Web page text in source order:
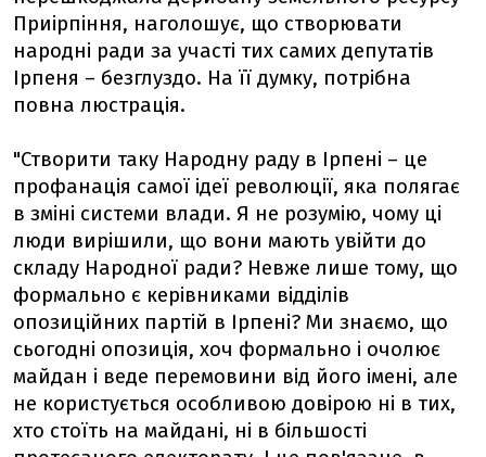
Приірпіння, наголошує, що створювати
народні ради за участі тих самих депутатів
Ірпеня – безглуздо. На її думку, потрібна
повна люстрація.
"Створити таку Народну раду в Ірпені – це
профанація самої ідеї революції, яка полягає
в зміні системи влади. Я не розумію, чому ці
люди вирішили, що вони мають увійти до
складу Народної ради? Невже лише тому, що
формально є керівниками відділів
опозиційних партій в Ірпені? Ми знаємо, що
сьогодні опозиція, хоч формально і очолює
майдан і веде перемовини від його імені, але
не користується особливою довірою ні в тих,
хто стоїть на майдані, ні в більшості